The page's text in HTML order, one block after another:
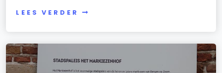
LEES VERDER